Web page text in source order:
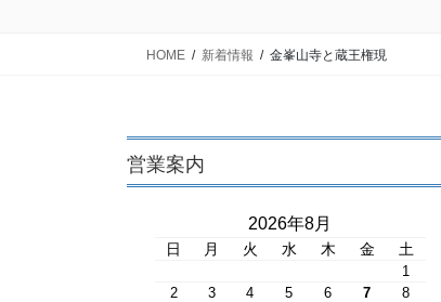
HOME 新着情報 金峯山寺と蔵王権現
営業案内
2026年8月
日 月 火 水 木 金 土
1
2
3 4 5 6 7
8